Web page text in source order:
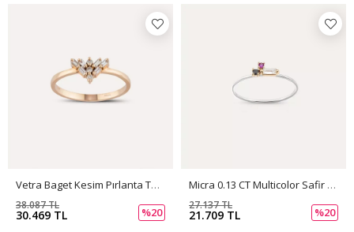
Vetra Baget Kesim Pırlanta Taşlı Rose Altın Yüzük
30.469 TL
38.087 TL
%20
Micra 0.13 CT Multicolor Safir Ve Siyah Pırlanta Taşlı Yüzük
21.709 TL
27.137 TL
%20